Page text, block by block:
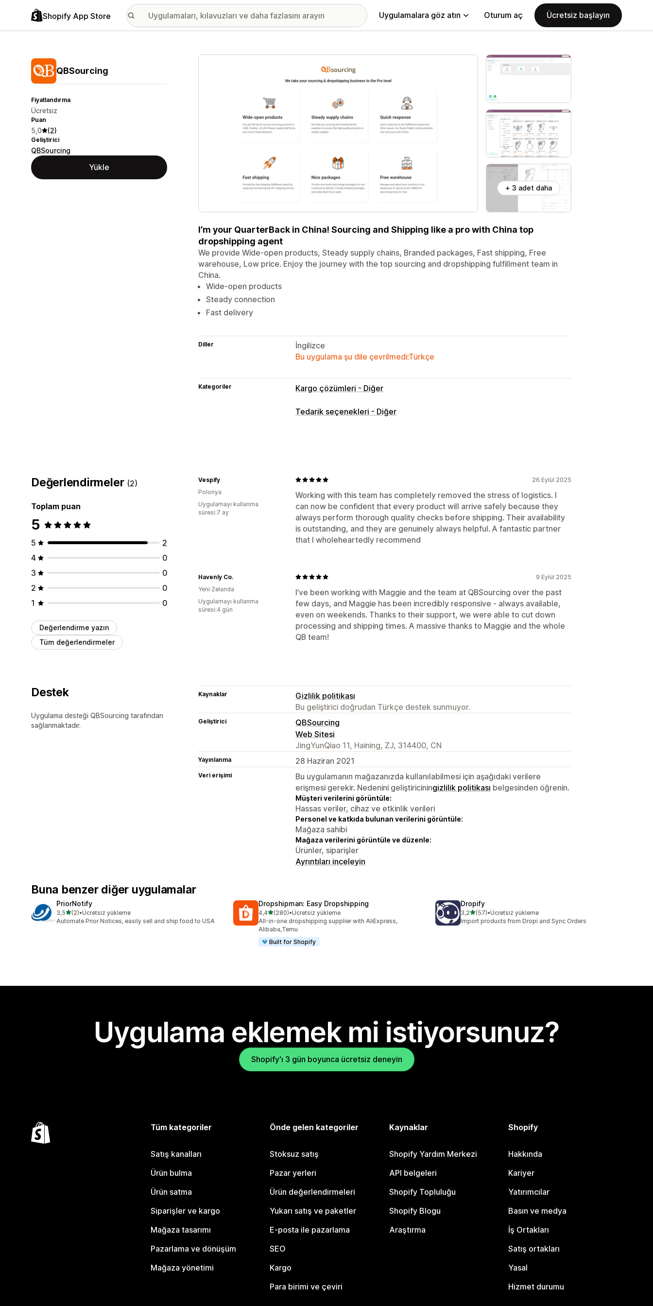
Shopify App Store Uygulamalara göz atın Oturum aç Ücretsiz başlayın
QBSourcing
Fiyatlandırma
Ücretsiz
Puan
5,0 (2)
Geliştirici
QBSourcing
Yükle
Öne çıkan görsel galerisi
+ 3 adet daha
I’m your QuarterBack in China! Sourcing and Shipping like a pro with China top
dropshipping agent
We provide Wide-open products, Steady supply chains, Branded packages, Fast shipping, Free
warehouse, Low price. Enjoy the journey with the top sourcing and dropshipping fulfillment team in
China.
Wide-open products
Steady connection
Fast delivery
Diller
İngilizce
Bu uygulama şu dile çevrilmedi:Türkçe
Kategoriler Kargo çözümleri - Diğer
Tedarik seçenekleri - Diğer
Değerlendirmeler (2)
Toplam puan
5
5
2
4
0
3
0
2
0
1
0
Değerlendirme yazın
Tüm değerlendirmeler
26 Eylül 2025
Working with this team has completely removed the stress of logistics. I
can now be confident that every product will arrive safely because they
always perform thorough quality checks before shipping. Their availability
is outstanding, and they are genuinely always helpful. A fantastic partner
that I wholeheartedly recommend
Vespify
Polonya
Uygulamayı kullanma
süresi:7 ay
9 Eylül 2025
I’ve been working with Maggie and the team at QBSourcing over the past
few days, and Maggie has been incredibly responsive - always available,
even on weekends. Thanks to their support, we were able to cut down
processing and shipping times. A massive thanks to Maggie and the whole
QB team!
Havenly Co.
Yeni Zelanda
Uygulamayı kullanma
süresi:4 gün
Destek
Uygulama desteği QBSourcing tarafından
sağlanmaktadır.
Kaynaklar
Gizlilik politikası
Bu geliştirici doğrudan Türkçe destek sunmuyor.
Geliştirici
QBSourcing
Web Sitesi
JingYunQiao 11, Haining, ZJ, 314400, CN
Yayınlanma 28 Haziran 2021
Veri erişimi
Bu uygulamanın mağazanızda kullanılabilmesi için aşağıdaki verilere
erişmesi gerekir. Nedenini geliştiriciningizlilik politikası belgesinden öğrenin.
Müşteri verilerini görüntüle:
Hassas veriler, cihaz ve etkinlik verileri
Personel ve katkıda bulunan verilerini görüntüle:
Mağaza sahibi
Mağaza verilerini görüntüle ve düzenle:
Ürünler, siparişler
Ayrıntıları inceleyin
Buna benzer diğer uygulamalar
PriorNotify
3,55 yıldız üzerinden
(2)
toplam 2 değerlendirme
•Ücretsiz yükleme
Automate Prior Notices, easily sell and ship food to USA
Dropshipman: Easy Dropshipping
4,45 yıldız üzerinden
(280)
toplam 280 değerlendirme
•Ücretsiz yükleme
All-in-one dropshipping supplier with AliExpress,
Alibaba,Temu
Built for Shopify
Dropify
3,25 yıldız üzerinden
(57)
toplam 57 değerlendirme
•Ücretsiz yükleme
Import products from Dropi and Sync Orders
Uygulama eklemek mi istiyorsunuz?
Shopify'ı 3 gün boyunca ücretsiz deneyin
Tüm kategoriler
Satış kanalları
Ürün bulma
Ürün satma
Siparişler ve kargo
Mağaza tasarımı
Pazarlama ve dönüşüm
Mağaza yönetimi
Önde gelen kategoriler
Stoksuz satış
Pazar yerleri
Ürün değerlendirmeleri
Yukarı satış ve paketler
E-posta ile pazarlama
SEO
Kargo
Para birimi ve çeviri
Kaynaklar
Shopify Yardım Merkezi
API belgeleri
Shopify Topluluğu
Shopify Blogu
Araştırma
Shopify
Hakkında
Kariyer
Yatırımcılar
Basın ve medya
İş Ortakları
Satış ortakları
Yasal
Hizmet durumu